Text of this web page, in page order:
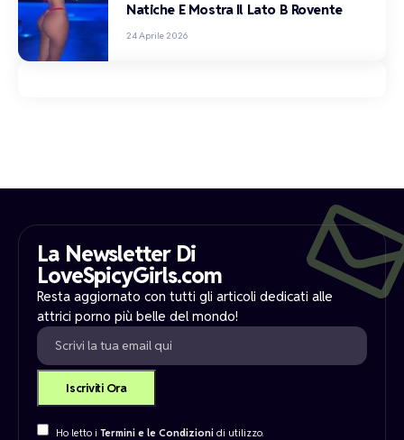
Natiche E Mostra Il Lato B Rovente
24 Aprile 2026
La Newsletter Di
LoveSpicyGirls.com
Resta aggiornato con tutti gli articoli dedicati alle
attrici porno più belle del mondo!
Ho letto i Termini e le Condizionidi utilizzo.